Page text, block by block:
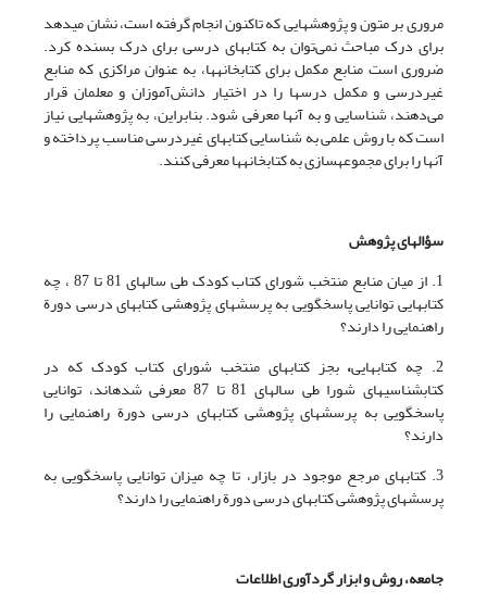
مروری بر متون و پژوهشهایی که تاکنون انجام گرفته است، نشان می‏دهد
برای درک مباحث نمی‌توان به کتابهای درسی برای درک بسنده کرد.
ضروری است منابع مکمل برای کتابخانه‏ها، به‏ عنوان مراکزی که منابع
غیردرسی و مکمل درسها را در اختیار دانش‌آموزان و معلمان قرار
می‌دهند، شناسایی و به آنها معرفی شود. بنابراین، به پژوهشهایی نیاز
است که با روش علمی به شناسایی کتابهای غیردرسی مناسب پرداخته و
آنها را برای مجموعه‏سازی به کتابخانه‏ها معرفی کنند.
سؤالهای پژوهش
1. از میان منابع منتخب شورای کتاب کودک طی سالهای 81 تا 87 ، چه
کتابهایی توانایی پاسخگویی به پرسشهای پژوهشی کتابهای درسی دورة
راهنمایی را دارند؟
2. چه کتابهایی
،بجز کتابهای منتخب شورای کتاب کودک که در
کتابشناسیهای شورا طی سالهای 81 تا 87 معرفی شده‏اند، توانایی
پاسخگویی به پرسشهای پژوهشی کتابهای درسی دورة راهنمایی را
دارند؟
3. کتابهای مرجع موجود در بازار، تا چه میزان توانایی پاسخگویی به
پرسشهای پژوهشی کتابهای درسی دورة راهنمایی را دارند؟
جامعه، روش و ابزار گردآوری اطلاعات